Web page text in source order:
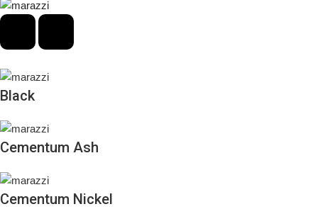
Black
Cementum Ash
Cementum Nickel